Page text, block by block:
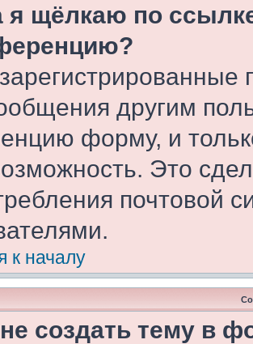
я щёлкаю по
другим
форму, и
Это
почтовой
к началу
создать тему в